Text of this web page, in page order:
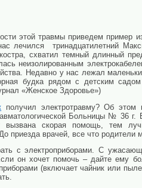
этой травмы приведем пример
лечился тринадцатилетний
схватил темный длинный
неизолированным
Недавно у нас лежал
будка рядом с детским
«Женское Здоровье»)
получил электротравму? Об этом
Больницы № 36 г.
вызвана скорая помощь, тем
приезда врачей, все что родители
с электроприборами. С
он хочет помочь – дайте ему
(включает чайник или